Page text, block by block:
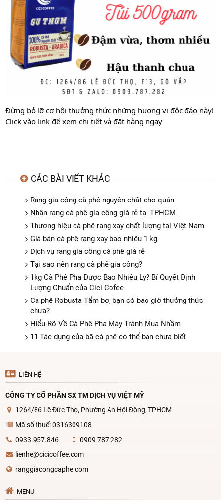
Đừng bỏ lỡ cơ hội thưởng thức những hương vị độc đáo này!
Click vào link để xem chi tiết và đặt hàng ngay
CÁC BÀI VIẾT KHÁC
Rang gia công cà phê nguyên chất cho quán
Nhận rang cà phê gia công giá rẻ tại TPHCM
Thương hiệu cà phê rang xay chất lượng tại Việt Nam
Giá bán cà phê rang xay bao nhiêu 1 kg
Dịch vụ rang gia công cà phê giá rẻ
Tại sao nên rang cà phê gia công?
1kg Cà Phê Pha Được Bao Nhiêu Ly? Bí Quyết Định
Lượng Chuẩn của Cici Cofee
Cà phê Robusta Tẩm bơ, bạn có bao giờ thưởng thức
chưa?
Hiểu Rõ Về Cà Phê Pha Máy Tránh Mua Nhầm
11 Tác dụng của bã cà phê có thể bạn chưa biết
LIÊN HỆ
CÔNG TY CỔ PHẦN SX TM DỊCH VỤ VIỆT MỸ
1264/86 Lê Đức Thọ, Phường An Hội Đông, TPHCM
Mã số thuế: 0316309108
0933.957.846
0909 787 282
lienhe@cicicoffee.com
ranggiacongcaphe.com
MENU